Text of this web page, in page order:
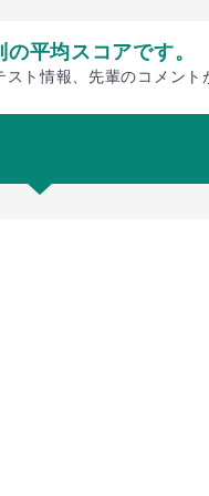
平均スコアです。
ト情報、先輩のコメント